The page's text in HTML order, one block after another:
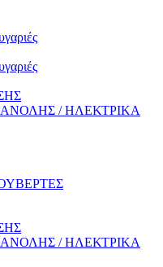
/ ΗΛΕΚΤΡΙΚΑ
/ ΗΛΕΚΤΡΙΚΑ